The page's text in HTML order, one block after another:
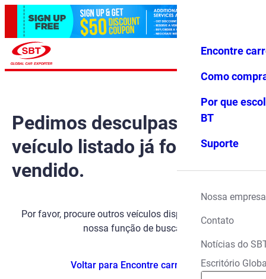
Favoritos Menu
Encontre
Como
Por que
BT
Suporte
Nossa empresa
Contato
Notícias do
Escritório
Pedimos desculpas, mas o
veículo listado já foi
vendido.
Por favor, procure outros veículos disponíveis usando
nossa função de busca.
Voltar para Encontre carros